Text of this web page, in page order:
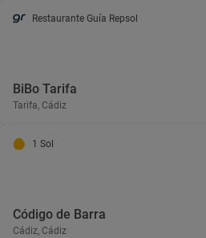
Restaurante Guía Repsol
BiBo Tarifa
Tarifa, Cádiz
1 Sol
Código de Barra
Cádiz, Cádiz